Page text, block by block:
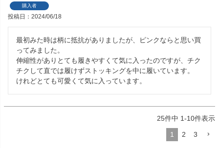
購入者
投稿日 2024/06/18
最初みた時は柄に抵抗がありましたが、ピンクならと思い買
ってみました。
伸縮性がありとても履きやすくて気に入ったのですが、チク
チクして直では履けずストッキングを中に履いています。
けれどとても可愛くて気に入っています。
25件中 1-10件表示
1 2 3